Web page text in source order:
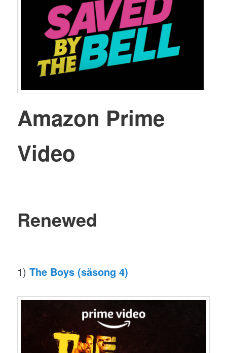
Amazon Prime
Video
Renewed
1) The Boys (säsong 4)